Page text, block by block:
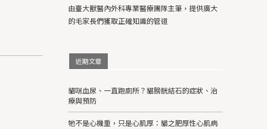
由臺大獸醫內外科專業醫療團隊主筆，提供廣大
的毛家長們獲取正確知識的管道
近期文章
貓咪血尿、一直跑廁所？貓膀胱結石的症狀、治
療與預防
牠不是心機重，只是心肌厚：貓之肥厚性心肌病